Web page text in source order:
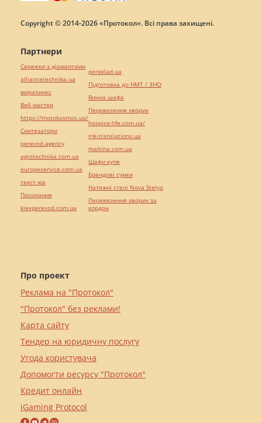
Copyright © 2014-2026 «Протокол». Всі права захищені.
Про проект
Реклама на "Протокол"
"Протокол" без реклами!
Карта сайту
Тендер на юридичну послугу
Угода користувача
Допомогти ресурсу "Протокол"
Кредит онлайн
iGaming Protocol
Партнери
Сережки з діамантами
alliancetechnika.ua
миралинкс
Веб мастер
https://motokosmos.ua/
Синтезатори
perevod.agency
agrotechnika.com.ua
europeservice.com.ua
текст юа
Посилання
kievperevod.com.ua
pereklad.ua
Підготовка до НМТ / ЗНО
Винна шафа
Перевезення хворих
hospice-life.com.ua/
mk-translations.ua
maltina.com.ua
Шафи купе
Брендові сумки
Натяжні стелі Nova Stelya
Перевезення хворих за
кордон